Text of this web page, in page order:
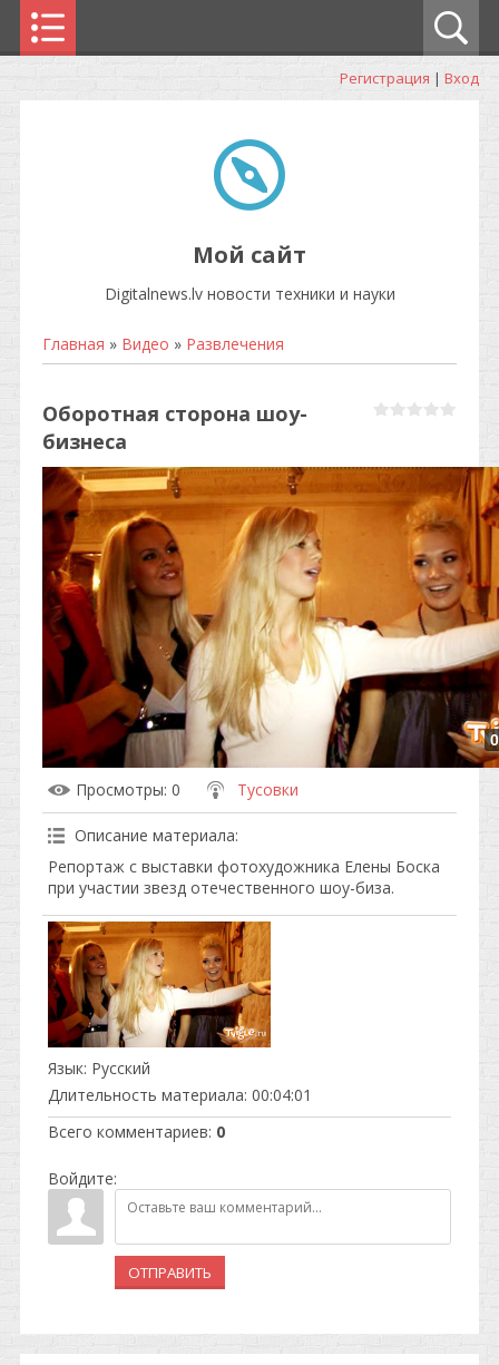
Регистрация | Вход
Мой сайт
Digitalnews.lv новости техники и науки
Главная » Видео » Развлечения
Оборотная сторона шоу-
бизнеса
Просмотры: 0 Тусовки
Описание материала:
Репортаж с выставки фотохудожника Елены Боска
при участии звезд отечественного шоу-биза.
Язык: Русский
Длительность материала: 00:04:01
Всего комментариев: 0
Войдите:
ОТПРАВИТЬ